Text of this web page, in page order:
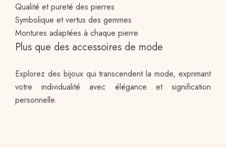
Qualité et pureté des pierres
Symbolique et vertus des gemmes
Montures adaptées à chaque pierre
Plus que des accessoires de mode
Explorez des bijoux qui transcendent la mode, exprimant
votre individualité avec élégance et signification
personnelle.